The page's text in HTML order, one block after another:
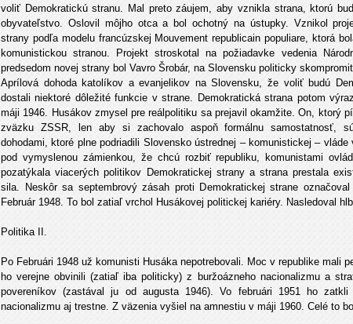
voliť Demokratickú stranu. Mal preto záujem, aby vznikla strana, ktorú
obyvateľstvo. Oslovil môjho otca a bol ochotný na ústupky. Vznikol
strany podľa modelu francúzskej Mouvement republicain populiare, ktorá
komunistickou stranou. Projekt stroskotal na požiadavke vedenia
predsedom novej strany bol Vavro Šrobár, na Slovensku politicky
Aprílová dohoda katolíkov a evanjelikov na Slovensku, že voliť budú
dostali niektoré dôležité funkcie v strane. Demokratická strana potom
máji 1946. Husákov zmysel pre reálpolitiku sa prejavil okamžite. On, ktorý
zväzku ZSSR, len aby si zachovalo aspoň formálnu samostatnosť,
dohodami, ktoré plne podriadili Slovensko ústrednej – komunistickej –
pod vymyslenou zámienkou, že chcú rozbiť republiku, komunistami
pozatýkala viacerých politikov Demokratickej strany a strana prestala
sila. Neskôr sa septembrový zásah proti Demokratickej strane
Február 1948. To bol zatiaľ vrchol Husákovej politickej kariéry. Nasledoval
Politika II.
Po Februári 1948 už komunisti Husáka nepotrebovali. Moc v republike mali
ho verejne obvinili (zatiaľ iba politicky) z buržoázneho nacionalizmu a
povereníkov (zastával ju od augusta 1946). Vo februári 1951 ho
nacionalizmu aj trestne. Z väzenia vyšiel na amnestiu v máji 1960. Celé to